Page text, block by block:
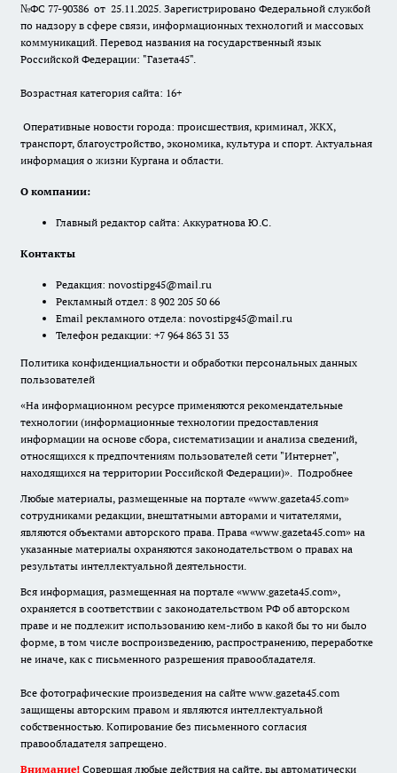
№ФС 77-90386 от 25.11.2025. Зарегистрировано Федеральной службой
по надзору в сфере связи, информационных технологий и массовых
коммуникаций. Перевод названия на государственный язык
Российской Федерации: "Газета45".
Возрастная категория сайта: 16+
Оперативные новости города: происшествия, криминал, ЖКХ,
транспорт, благоустройство, экономика, культура и спорт. Актуальная
информация о жизни Кургана и области.
О компании:
Главный редактор сайта: Аккуратнова Ю.С.
Контакты
Редакция: novostipg45@mail.ru
Рекламный отдел: 8 902 205 50 66
Email рекламного отдела: novostipg45@mail.ru
Телефон редакции: +7 964 863 31 33
Политика конфиденциальности и обработки персональных данных
пользователей
«На информационном ресурсе применяются рекомендательные
технологии (информационные технологии предоставления
информации на основе сбора, систематизации и анализа сведений,
относящихся к предпочтениям пользователей сети "Интернет",
находящихся на территории Российской Федерации)». Подробнее
Любые материалы, размещенные на портале «www.gazeta45.com»
сотрудниками редакции, внештатными авторами и читателями,
являются объектами авторского права. Права «www.gazeta45.com» на
указанные материалы охраняются законодательством о правах на
результаты интеллектуальной деятельности.
Вся информация, размещенная на портале «www.gazeta45.com»,
охраняется в соответствии с законодательством РФ об авторском
праве и не подлежит использованию кем-либо в какой бы то ни было
форме, в том числе воспроизведению, распространению, переработке
не иначе, как с письменного разрешения правообладателя.
Все фотографические произведения на сайте www.gazeta45.com
защищены авторским правом и являются интеллектуальной
собственностью. Копирование без письменного согласия
правообладателя запрещено.
Внимание! Совершая любые действия на сайте, вы автоматически